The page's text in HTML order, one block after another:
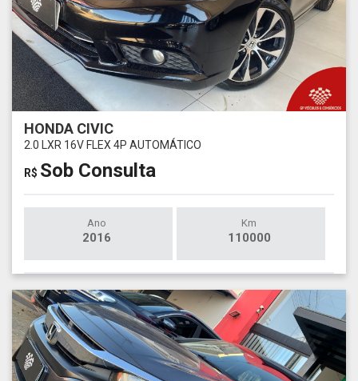
HONDA CIVIC
2.0 LXR 16V FLEX 4P AUTOMÁTICO
R$ Sob Consulta
Ano
2016
Km
110000